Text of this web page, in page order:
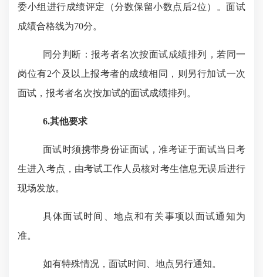
委小组进行成绩评定（分数保留小数点后2位）。面试
成绩合格线为70分。
同分判断：报考者名次按面试成绩排列 ， 若同一
岗位有2个及以上报考者的成绩相同， 则另行加试一次
面试，报考者名次按加试的面试成绩排列。
6.其他要求
面试时须携带身份证面试，准考证于面试当日考
生进入考点，由考试工作人员核对考生信息无误后进行
现场发放。
具体面试时间、地点和有关事项以面试通知为
准。
如有特殊情况，面试时间、地点另行通知。